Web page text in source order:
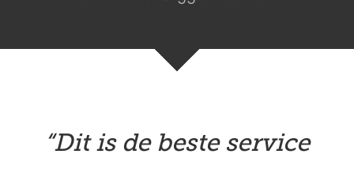
“Dit is de beste service